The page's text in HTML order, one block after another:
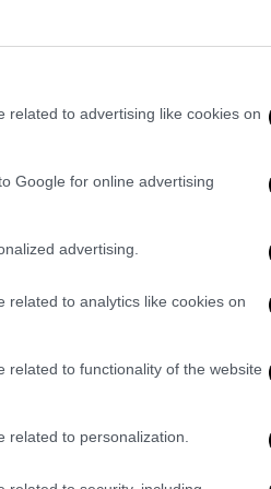
related to advertising like cookies on
Google for online advertising
advertising.
related to analytics like cookies on
related to functionality of the website
to personalization.
να